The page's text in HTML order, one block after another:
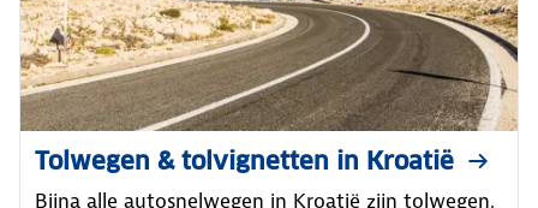
Tolwegen & tolvignetten in Kroatië
Bijna alle autosnelwegen in Kroatië zijn tolwegen.